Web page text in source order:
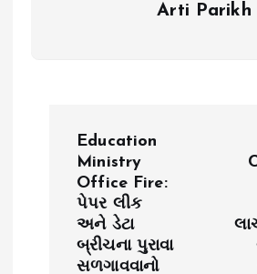
Arti Parikh
Education
Ministry
Office Fire:
પેપર લીક
અને ડેટા
બ્રીચના પુરાવા
સળગાવવાનો